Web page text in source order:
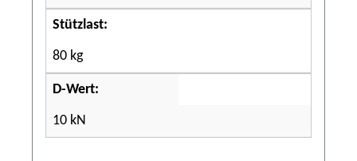
Stützlast:
80 kg
D-Wert:
10 kN